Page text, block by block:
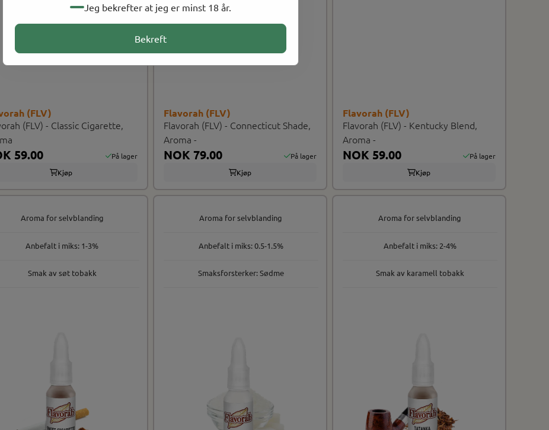
Jeg bekrefter at jeg er minst 18 år.
Bekreft
(FLV)
(FLV) - Classic Cigarette,
59.00
På lager
Kjøp
Flavorah (FLV)
Flavorah (FLV) - Connecticut Shade,
Aroma -
NOK 79.00
På lager
Kjøp
Flavorah (FLV)
Flavorah (FLV) - Kentucky Blend,
Aroma -
NOK 59.00
På lager
Kjøp
Aroma for selvblanding
Anbefalt i miks: 1-3%
Smak av søt tobakk
Aroma for selvblanding
Anbefalt i miks: 0.5-1.5%
Smaksforsterker: Sødme
Aroma for selvblanding
Anbefalt i miks: 2-4%
Smak av karamell tobakk